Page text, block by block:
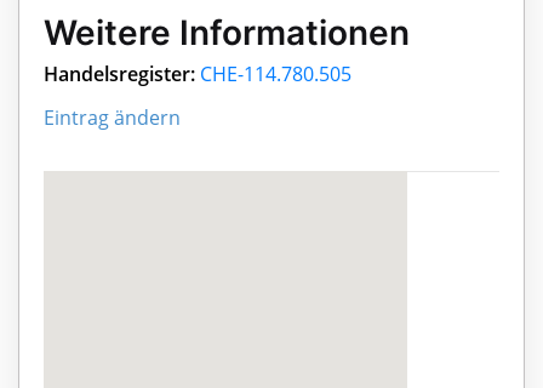
Weitere Informationen
Handelsregister: CHE-114.780.505
Eintrag ändern